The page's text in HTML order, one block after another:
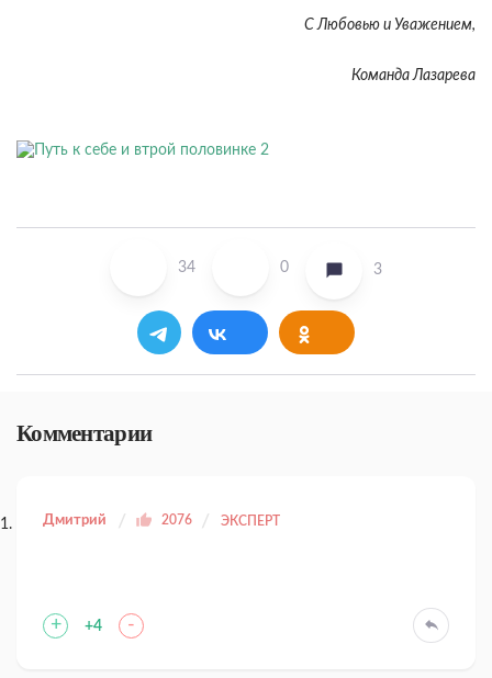
С Любовью и Уважением,
Команда Лазарева
34 0 3
Комментарии
Дмитрий 2076 ЭКСПЕРТ
+ +4 -